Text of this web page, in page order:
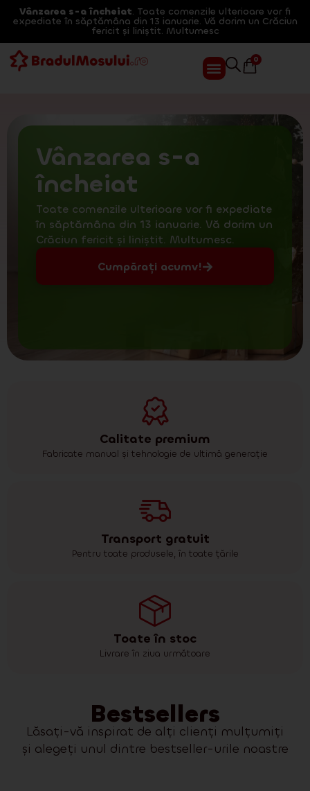
Vânzarea s-a încheiat. Toate comenzile ulterioare vor fi
expediate în săptămâna din 13 ianuarie. Vă dorim un Crăciun
fericit și liniștit. Multumesc
0
Vânzarea s-a
încheiat
Toate comenzile ulterioare vor fi expediate
în săptămâna din 13 ianuarie. Vă dorim un
Crăciun fericit și liniștit. Multumesc.
Cumpărați acumv!
Calitate premium
Fabricate manual și tehnologie de ultimă generație
Transport gratuit
Pentru toate produsele, în toate țările
Toate în stoc
Livrare în ziua următoare
Bestsellers
Lăsați-vă inspirat de alți clienți mulțumiți
și alegeți unul dintre bestseller-urile noastre